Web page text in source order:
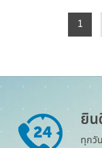
1
ยิน
ทุกวั